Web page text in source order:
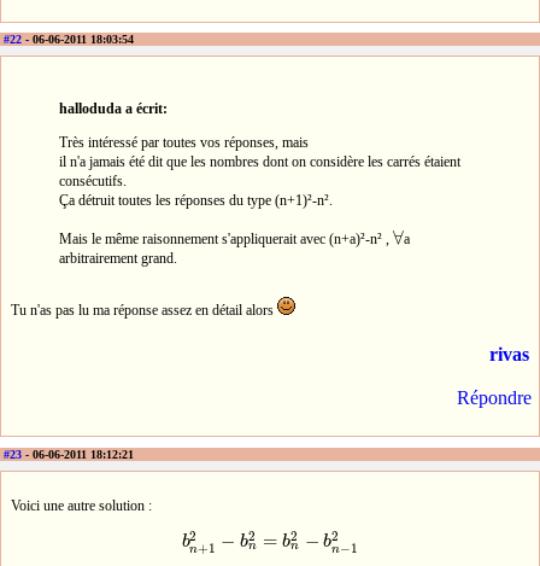
#22 - 06-06-2011 18:03:54
halloduda a écrit:
Très intéressé par toutes vos réponses, mais
il n'a jamais été dit que les nombres dont on considère les carrés étaient
consécutifs.
Ça détruit toutes les réponses du type (n+1)²-n².
Mais le même raisonnement s'appliquerait avec (n+a)²-n² , ∀
∀a
arbitrairement grand.
Tu n'as pas lu ma réponse assez en détail alors
rivas
Répondre
#23 - 06-06-2011 18:12:21
Voici une autre solution :
b2
n+1 − b2
n = b2
n − b2
n−1
b n+ 12 −bn 2=b n2− bn −12